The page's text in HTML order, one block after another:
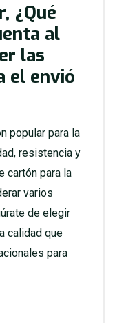
¿Qué
al
las
el envió
popular para la
resistencia y
cartón para la
varios
de elegir
calidad que
para